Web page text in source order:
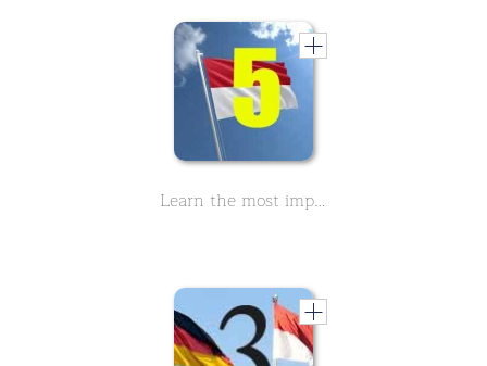
Learn the most important Indonesian sentences Part 5